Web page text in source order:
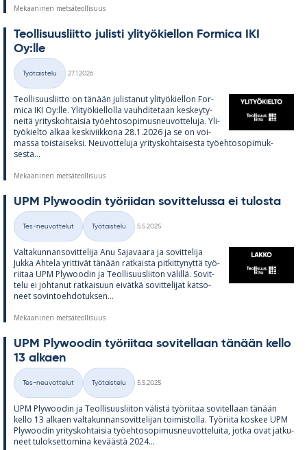
Mekaaninen metsäteollisuus
Teol­li­suus­liitto ju­listi yli­työ­kiel­lon For­mica IKI
Oy:lle
Kategoriat
Työtaistelu
27.1.2026
Teol­li­suus­liitto on tä­nään ju­lis­ta­nut yli­työ­kiel­lon For­
mica IKI Oy:lle. Yli­työ­kiel­lolla vauh­di­te­taan kes­key­ty­
neitä yri­tys­koh­tai­sia työ­eh­to­so­pi­mus­neu­vot­te­luja. Yli­
työ­kielto al­kaa kes­ki­viik­kona 28.1.2026 ja se on voi­
massa tois­tai­seksi. Neu­vot­te­luja yri­tys­koh­tai­sesta työ­eh­to­so­pi­muk­
sesta...
Mekaaninen metsäteollisuus
UPM Plywoo­din työ­rii­dan so­vit­te­lussa ei tu­los­ta
Kategoriat
Tes-neuvottelut Työtaistelu
5.5.2025
Val­ta­kun­nan­so­vit­te­lija Anu Sa­ja­vaara ja so­vit­te­lija
Jukka Ah­tela yrit­ti­vät tä­nään rat­kaista pit­kit­ty­nyttä työ­
rii­taa UPM Plywoo­din ja Teol­li­suus­lii­ton vä­lillä. So­vit­
telu ei joh­ta­nut rat­kai­suun ei­vätkä so­vit­te­li­jat kat­so­
neet so­vin­toeh­do­tuk­sen...
Mekaaninen metsäteollisuus
UPM Plywoo­din työ­rii­taa so­vi­tel­laan tä­nään kello
13 al­kaen
Kategoriat
Tes-neuvottelut Työtaistelu
5.5.2025
UPM Plywoo­din ja Teol­li­suus­lii­ton vä­listä työ­rii­taa so­vi­tel­laan tä­nään
kello 13 al­kaen val­ta­kun­nan­so­vit­te­li­jan toi­mis­tolla. Työ­riita kos­kee UPM
Plywoo­din yri­tys­koh­tai­sia työ­eh­to­so­pi­mus­neu­vot­te­luita, jotka ovat jat­ku­
neet tu­lok­set­to­mina ke­väästä 2024...